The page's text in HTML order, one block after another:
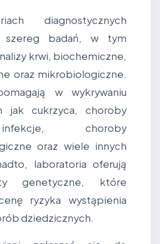
diagnostycznych
szereg badań, w tym
krwi, biochemiczne,
oraz mikrobiologiczne.
w wykrywaniu
jak cukrzyca, choroby
choroby
oraz wiele innych
laboratoria oferują
genetyczne, które
ryzyka wystąpienia
dziedzicznych.